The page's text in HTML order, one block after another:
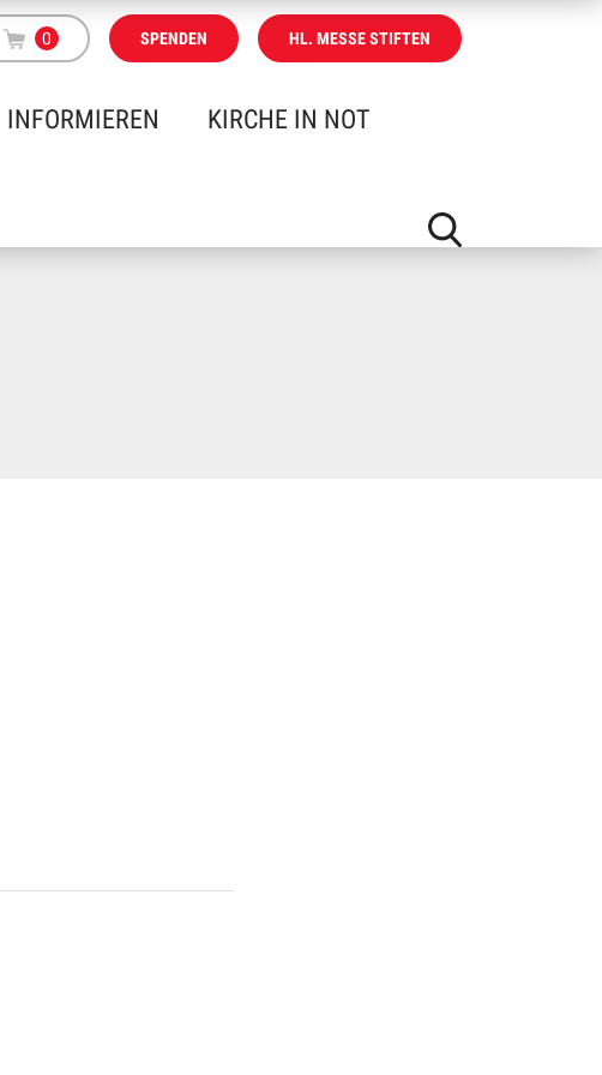
0 SPENDEN HL. MESSE STIFTEN
INFORMIEREN KIRCHE IN NOT